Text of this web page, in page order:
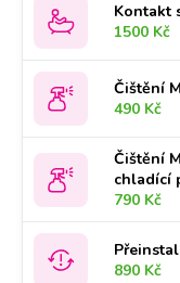
Kontakt
1500 Kč
Čištění
490 Kč
Čištění
chladící
790 Kč
890 Kč